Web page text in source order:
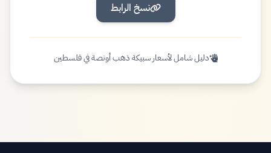
نسخ الرابط
دليل شامل لأسعار سبيكة ذهب أونصة في فلسطين